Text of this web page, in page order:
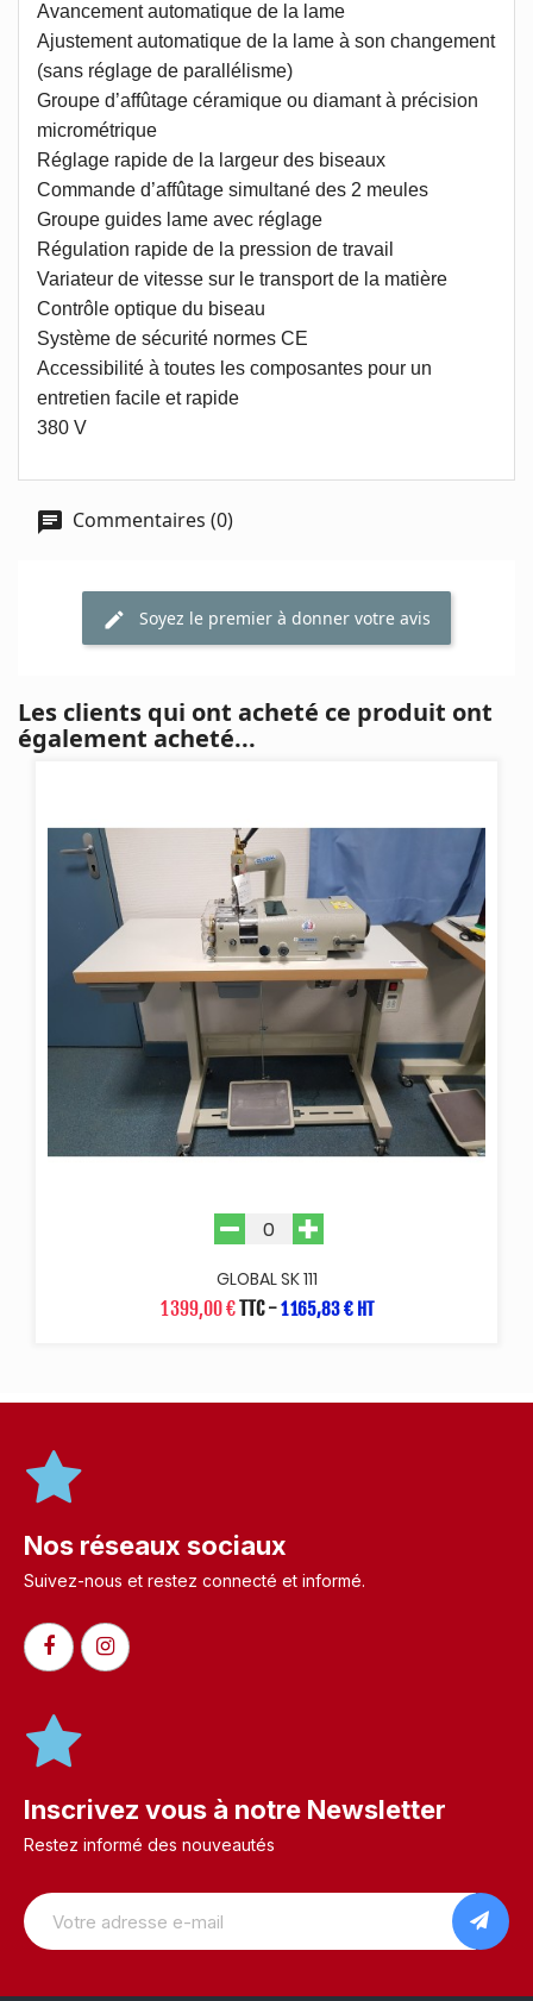
Avancement automatique de la lame
Ajustement automatique de la lame à son changement
(sans réglage de parallélisme)
Groupe d’affûtage céramique ou diamant à précision
micrométrique
Réglage rapide de la largeur des biseaux
Commande d’affûtage simultané des 2 meules
Groupe guides lame avec réglage
Régulation rapide de la pression de travail
Variateur de vitesse sur le transport de la matière
Contrôle optique du biseau
Système de sécurité normes CE
Accessibilité à toutes les composantes pour un
entretien facile et rapide
380 V
Commentaires (0)
Soyez le premier à donner votre avis
Les clients qui ont acheté ce produit ont
également acheté...
GLOBAL SK 111
1 399,00 €TTC-1 165,83 € HT
Nos réseaux sociaux
Suivez-nous et restez connecté et informé.​
Inscrivez vous à notre Newsletter
Restez informé des nouveautés